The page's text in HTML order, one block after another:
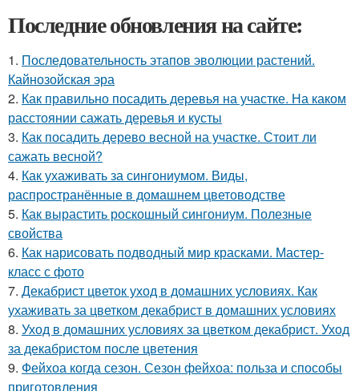
Последние обновления на сайте:
1. Последовательность этапов эволюции растений.
Кайнозойская эра
2. Как правильно посадить деревья на участке. На каком
расстоянии сажать деревья и кусты
3. Как посадить дерево весной на участке. Стоит ли
сажать весной?
4. Как ухаживать за сингониумом. Виды,
распространённые в домашнем цветоводстве
5. Как вырастить роскошный сингониум. Полезные
свойства
6. Как нарисовать подводный мир красками. Мастер-
класс с фото
7. Декабрист цветок уход в домашних условиях. Как
ухаживать за цветком декабрист в домашних условиях
8. Уход в домашних условиях за цветком декабрист. Уход
за декабристом после цветения
9. Фейхоа когда сезон. Сезон фейхоа: польза и способы
приготовления